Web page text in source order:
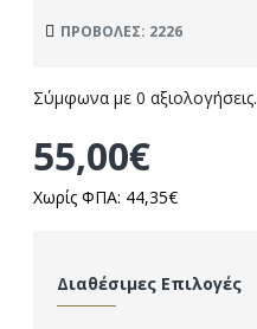
ΠΡΟΒΟΛΈΣ: 2226
Σύμφωνα με 0 αξιολογήσεις.
55,00€
Χωρίς ΦΠΑ: 44,35€
Διαθέσιμες Επιλογές